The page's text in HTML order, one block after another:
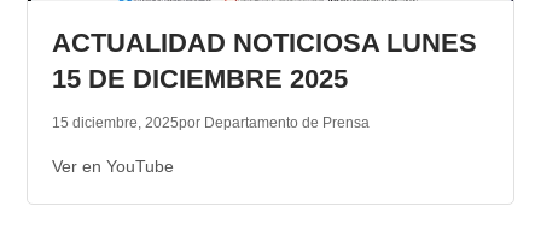
ACTUALIDAD NOTICIOSA LUNES
15 DE DICIEMBRE 2025
15 diciembre, 2025por Departamento de Prensa
Ver en YouTube